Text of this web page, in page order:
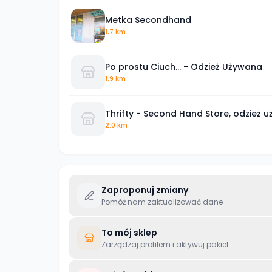
Metka Secondhand
1.7 km
Po prostu Ciuch... - Odzież Używana
1.9 km
Thrifty - Second Hand Store, odzież
2.0 km
Zaproponuj zmiany
Pomóż nam zaktualizować dane
To mój sklep
Zarządzaj profilem i aktywuj pakiet